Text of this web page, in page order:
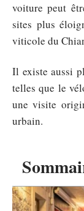
voiture peut
sites plus
viticole du
Il existe aussi
telles que le
une visite
urbain.